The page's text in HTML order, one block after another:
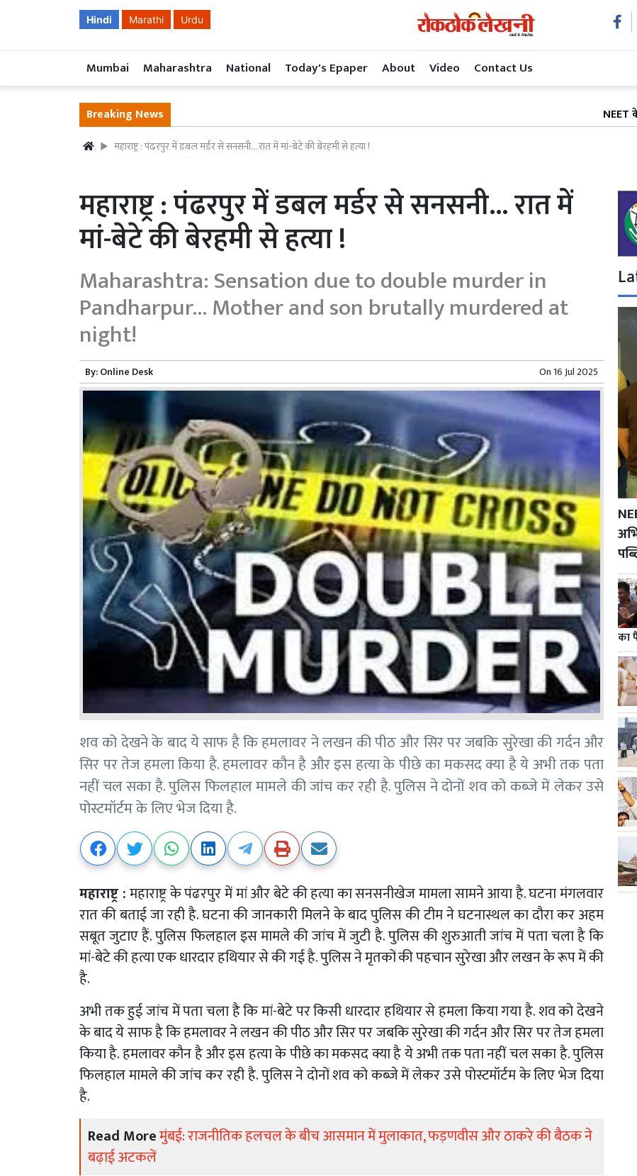
Hindi Marathi Urdu
Mumbai Maharashtra National Today's Epaper About Video Contact Us
Breaking News NEET के बाद
महाराष्ट्र : पंढरपुर में डबल मर्डर से सनसनी... रात में मां-बेटे की बेरहमी से हत्या !
महाराष्ट्र : पंढरपुर में डबल मर्डर से सनसनी... रात में
मां-बेटे की बेरहमी से हत्या !
Maharashtra: Sensation due to double murder in
Pandharpur... Mother and son brutally murdered at
night!
By:Online Desk On 16 Jul 2025
शव को देखने के बाद ये साफ है कि हमलावर ने लखन की पीठ और सिर पर जबकि सुरेखा की गर्दन और
सिर पर तेज हमला किया है. हमलावर कौन है और इस हत्या के पीछे का मकसद क्या है ये अभी तक पता
नहीं चल सका है. पुलिस फिलहाल मामले की जांच कर रही है. पुलिस ने दोनों शव को कब्जे में लेकर उसे
पोस्टमॉर्टम के लिए भेज दिया है.
महाराष्ट्र :महाराष्ट्र के पंढरपुर में मां और बेटे की हत्या का सनसनीखेज मामला सामने आया है. घटना मंगलवार
रात की बताई जा रही है. घटना की जानकारी मिलने के बाद पुलिस की टीम ने घटनास्थल का दौरा कर अहम
सबूत जुटाए हैं. पुलिस फिलहाल इस मामले की जांच में जुटी है. पुलिस की शुरुआती जांच में पता चला है कि
मां-बेटे की हत्या एक धारदार हथियार से की गई है. पुलिस ने मृतकों की पहचान सुरेखा और लखन के रूप में की
है.
अभी तक हुई जांच में पता चला है कि मां-बेटे पर किसी धारदार हथियार से हमला किया गया है. शव को देखने
के बाद ये साफ है कि हमलावर ने लखन की पीठ और सिर पर जबकि सुरेखा की गर्दन और सिर पर तेज हमला
किया है. हमलावर कौन है और इस हत्या के पीछे का मकसद क्या है ये अभी तक पता नहीं चल सका है. पुलिस
फिलहाल मामले की जांच कर रही है. पुलिस ने दोनों शव को कब्जे में लेकर उसे पोस्टमॉर्टम के लिए भेज दिया
है.
Read Moreमुंबई: राजनीतिक हलचल के बीच आसमान में मुलाकात, फड़णवीस और ठाकरे की बैठक ने
बढ़ाई अटकलें
का